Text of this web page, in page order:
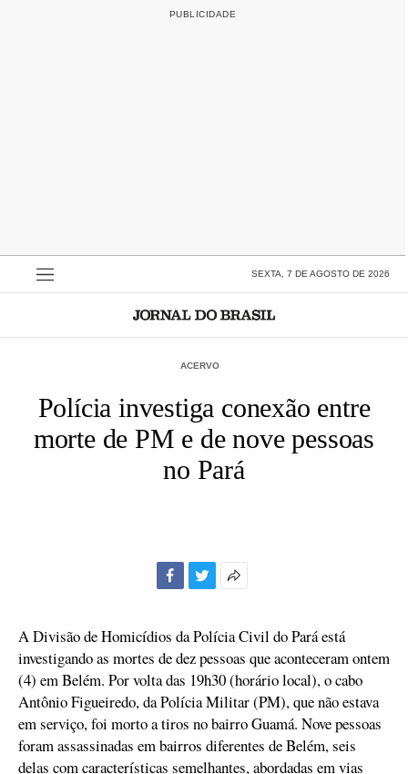
SEXTA, 7 DE AGOSTO DE 2026
ACERVO
Polícia investiga conexão entre
morte de PM e de nove pessoas
no Pará
compartilhamento
A Divisão de Homicídios da Polícia Civil do Pará está
investigando as mortes de dez pessoas que aconteceram ontem
(4) em Belém. Por volta das 19h30 (horário local), o cabo
Antônio Figueiredo, da Polícia Militar (PM), que não estava
em serviço, foi morto a tiros no bairro Guamá. Nove pessoas
foram assassinadas em bairros diferentes de Belém, seis
delas com características semelhantes, abordadas em vias